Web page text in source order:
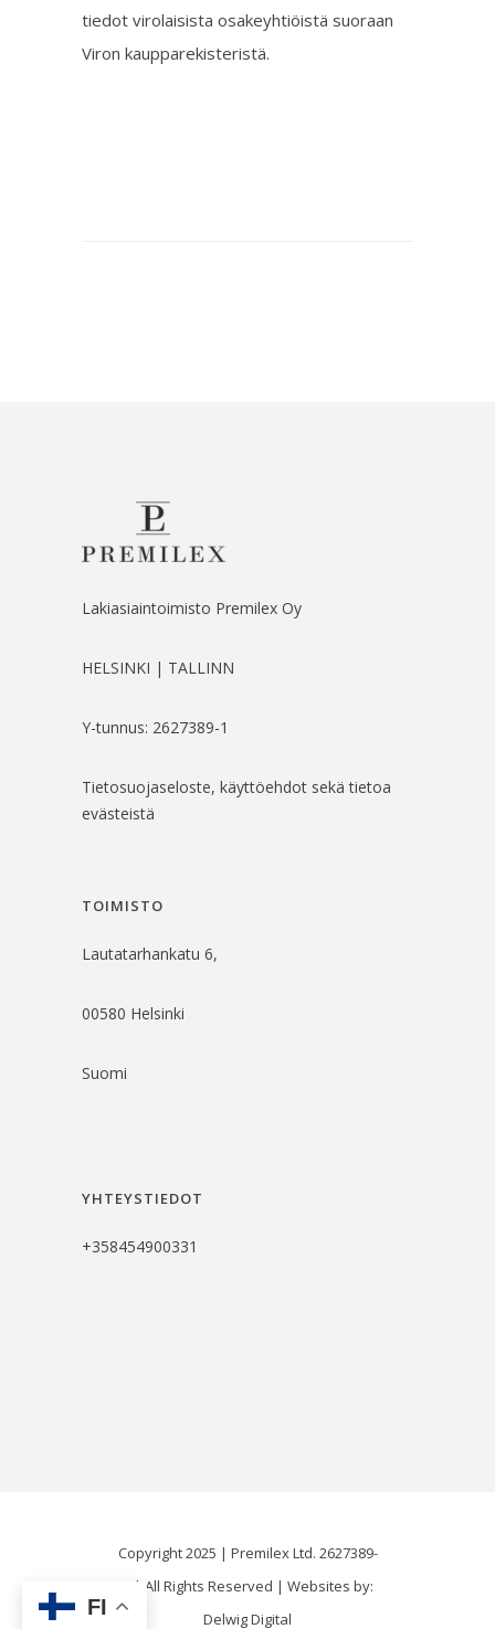
tiedot virolaisista osakeyhtiöistä suoraan
Viron kaupparekisteristä.
Lakiasiaintoimisto Premilex Oy
HELSINKI | TALLINN
Y-tunnus: 2627389-1
Tietosuojaseloste, käyttöehdot sekä tietoa
evästeistä
TOIMISTO
Lautatarhankatu 6,
00580 Helsinki
Suomi
YHTEYSTIEDOT
+358454900331
Copyright 2025 | Premilex Ltd. 2627389-
1 | All Rights Reserved | Websites by:
Delwig Digital
FI